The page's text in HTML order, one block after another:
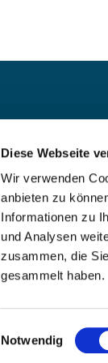
Diese Webseite
Wir verwenden
anbieten zu
Informationen zu
und Analysen
zusammen, die
gesammelt haben.
Notwendig